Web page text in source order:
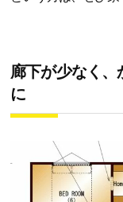
廊下が少なく、
に